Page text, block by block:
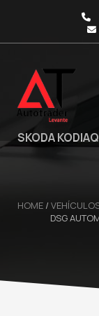
SKODA
HOME /
DSG